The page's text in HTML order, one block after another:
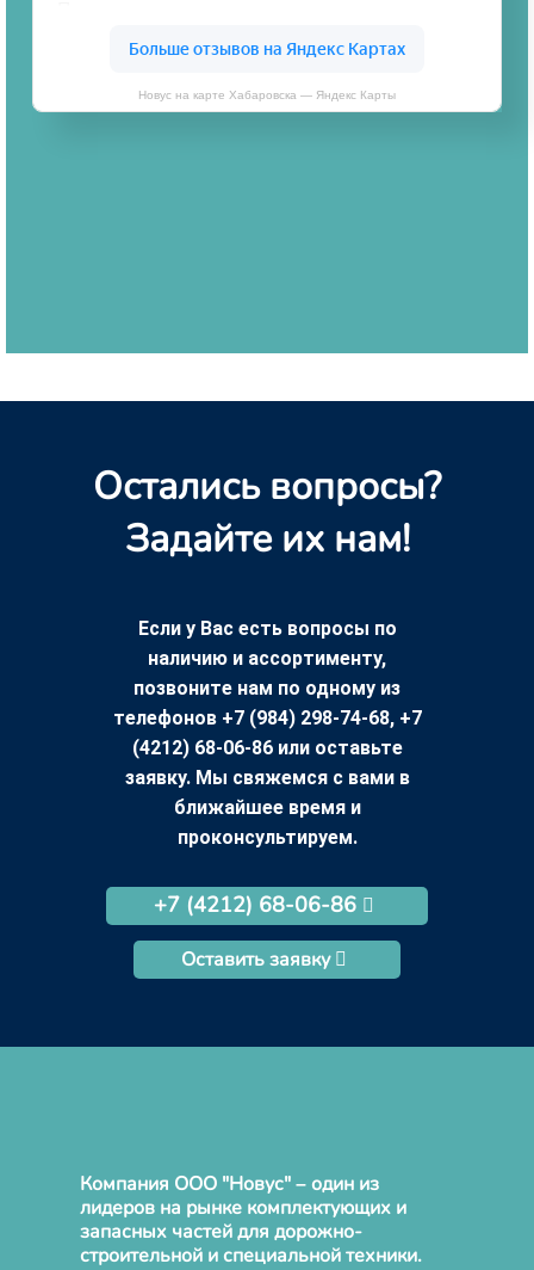
Новус на карте Хабаровска — Яндекс Карты
Остались вопросы?
Задайте их нам!
Если у Вас есть вопросы по
наличию и ассортименту,
позвоните нам по одному из
телефонов +7 (984) 298-74-68, +7
(4212) 68-06-86 или оставьте
заявку. Мы свяжемся с вами в
ближайшее время и
проконсультируем.
+7 (4212) 68-06-86
Оставить заявку
Компания ООО "Новус" – один из
лидеров на рынке комплектующих и
запасных частей для дорожно-
строительной и специальной техники.